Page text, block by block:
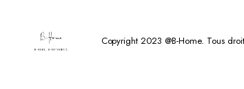
Copyright 2023 @B-Home. Tous